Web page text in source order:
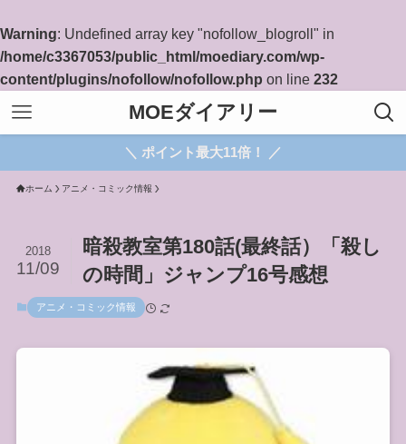
Warning: Undefined array key "nofollow_blogroll" in
/home/c3367053/public_html/moediary.com/wp-
content/plugins/nofollow/nofollow.php on line 232
MOEダイアリー
＼ ポイント最大11倍！ ／
ホーム アニメ・コミック情報
暗殺教室第180話(最終話）「殺し
の時間」ジャンプ16号感想
2018
11/09
アニメ・コミック情報